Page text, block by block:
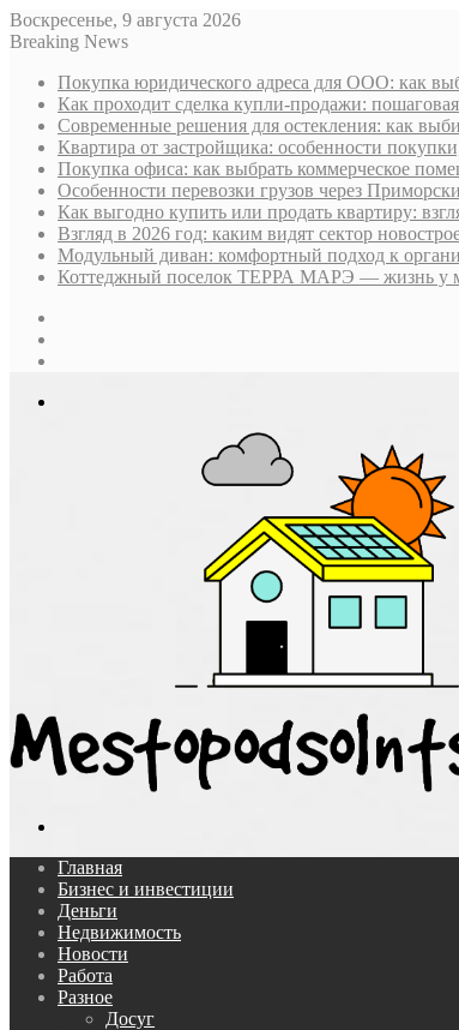
Воскресенье, 9 августа 2026
Breaking News
Покупка юридического адреса для ООО: как
Как проходит сделка купли-продажи:
Современные решения для остекления: как
Квартира от застройщика: особенности
Покупка офиса: как выбрать коммерческое
Особенности перевозки грузов через
Как выгодно купить или продать квартиру:
Взгляд в 2026 год: каким видят сектор
Модульный диван: комфортный подход к
Коттеджный поселок ТЕРРА МАРЭ — жизнь у
Главная
Бизнес и инвестиции
Деньги
Недвижимость
Новости
Работа
Разное
Досуг